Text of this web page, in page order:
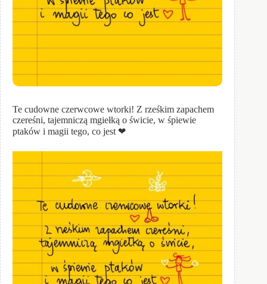
Te cudowne czerwcowe wtorki! Z rześkim zapachem
czereśni, tajemniczą mgiełką o świcie, w śpiewie
ptaków i magii tego, co jest ❤